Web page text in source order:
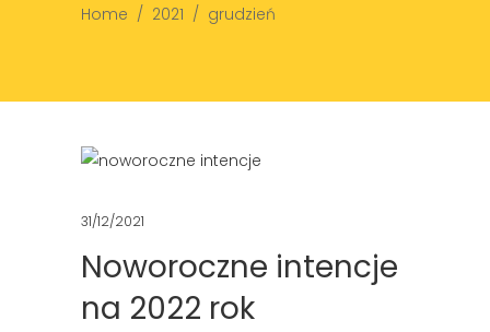
Home / 2021 / grudzień
31/12/2021
Noworoczne intencje
na 2022 rok